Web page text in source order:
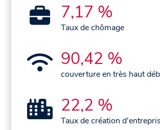
7,17 %
Taux de chômage
90,42 %
couverture en très haut
22,2 %
Taux de création